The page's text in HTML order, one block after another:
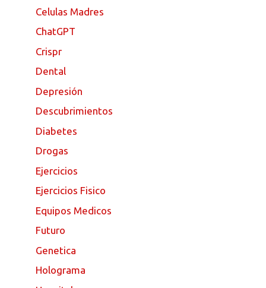
Celulas Madres
ChatGPT
Crispr
Dental
Depresión
Descubrimientos
Diabetes
Drogas
Ejercicios
Ejercicios Fisico
Equipos Medicos
Futuro
Genetica
Holograma